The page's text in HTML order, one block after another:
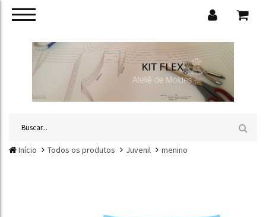
Início Todos os produtos Juvenil menino